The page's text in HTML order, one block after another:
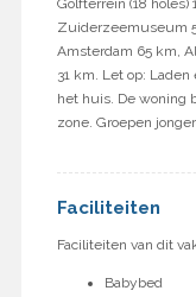
Golfterrein (18
Zuiderzeemuseum
Amsterdam 65 km,
31 km. Let op:
het huis. De woning
zone. Groepen
Faciliteiten
Faciliteiten van dit
Babybed